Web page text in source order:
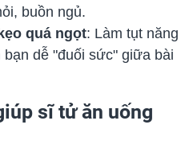
buồn ngủ.
quá ngọt: Làm tụt năng
bạn dễ "đuối sức" giữa bài
sĩ tử ăn uống